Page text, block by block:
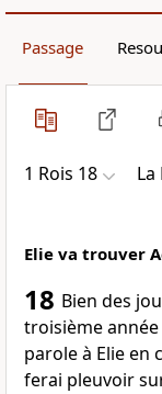
Passage
1 Rois 18
Elie va trouver
18 Bien des
troisième année
parole à Elie en
ferai pleuvoir